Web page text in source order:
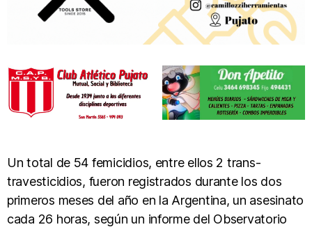
Un total de 54 femicidios, entre ellos 2 trans-
travesticidios, fueron registrados durante los dos
primeros meses del año en la Argentina, un asesinato
cada 26 horas, según un informe del Observatorio